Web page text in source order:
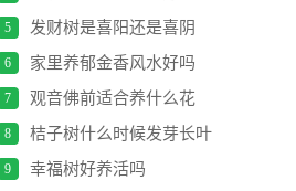
5 发财树是喜阳还是喜阴
6 家里养郁金香风水好吗
7 观音佛前适合养什么花
8 桔子树什么时候发芽长叶
9 幸福树好养活吗